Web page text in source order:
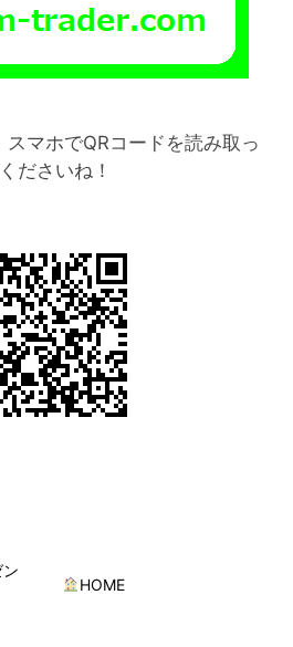
マホでQRコードを読み取っ
ださいね！
HOME